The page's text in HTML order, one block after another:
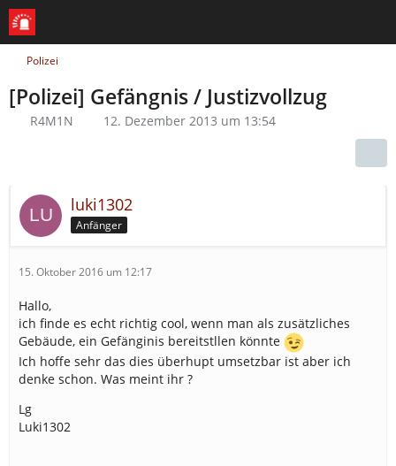
Polizei
[Polizei] Gefängnis / Justizvollzug
R4M1N 12. Dezember 2013 um 13:54
luki1302
Anfänger
15. Oktober 2016 um 12:17
Hallo,
ich finde es echt richtig cool, wenn man als zusätzliches
Gebäude, ein Gefänginis bereitstllen könnte
Ich hoffe sehr das dies überhupt umsetzbar ist aber ich
denke schon. Was meint ihr ?
Lg
Luki1302